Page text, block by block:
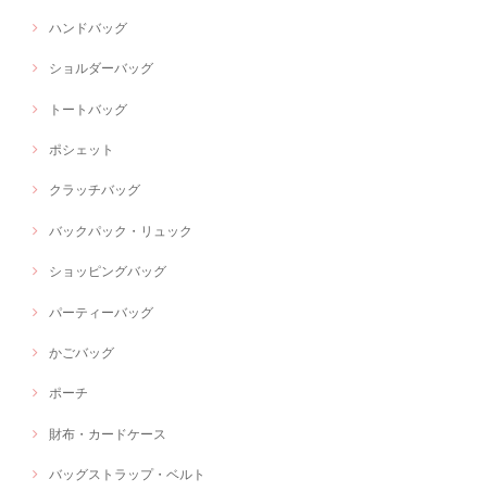
ハンドバッグ
ショルダーバッグ
トートバッグ
ポシェット
クラッチバッグ
バックパック・リュック
ショッピングバッグ
パーティーバッグ
かごバッグ
ポーチ
財布・カードケース
バッグストラップ・ベルト